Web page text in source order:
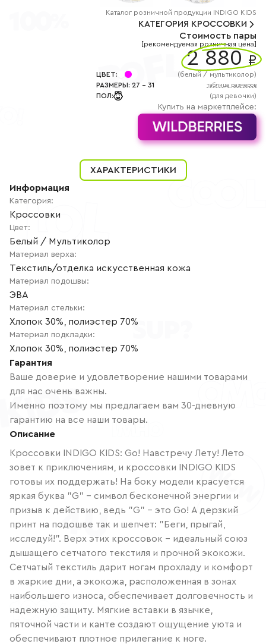
АВТОРИЗАЦИЯ
РЕГИСТРАЦИЯ
Каталог розничной продукции INDIGO KIDS
КАТЕГОРИЯ КРОССОВКИ
Стоимость пары
[рекомендуемая розничная цена]
2 880 ₽
ЦВЕТ: (белый / мультиколор)
РАЗМЕРЫ: 27 - 31 таблица размеров
ПОЛ: (для девочки)
Купить на маркетплейсе:
ХАРАКТЕРИСТИКИ
Информация
Категория:
Кроссовки
Цвет:
Белый / Мультиколор
Материал верха:
Текстиль/отделка искусственная кожа
Материал подошвы:
ЭВА
Материал стельки:
Хлопок 30%, полиэстер 70%
Материал подкладки:
Хлопок 30%, полиэстер 70%
Гарантия
Ваше доверие и удовлетворение нашими товарами
для нас очень важны.
Именно поэтому мы предлагаем вам 30-дневную
гарантию на все наши товары.
Описание
Кроссовки INDIGO KIDS: Go! Навстречу Лету! Лето
зовет к приключениям, и кроссовки INDIGO KIDS
готовы их поддержать! На боку модели красуется
яркая буква "G" – символ бесконечной энергии и
призыв к действию, ведь "G" – это Go! А дерзкий
принт на подошве так и шепчет: "Беги, прыгай,
исследуй!". Верх этих кроссовок – идеальный союз
дышащего сетчатого текстиля и прочной экокожи.
Сетчатый текстиль дарит ногам прохладу и комфорт
в жаркие дни, а экокожа, расположенная в зонах
наибольшего износа, обеспечивает долговечность и
надежную защиту. Мягкие вставки в язычке,
пяточной части и канте создают ощущение уюта и
обеспечивают плотное прилегание к ноге.